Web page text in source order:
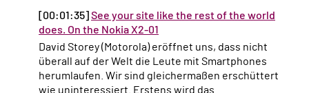
[00:01:35] See your site like the rest of the world
does. On the Nokia X2-01
David Storey (Motorola) eröffnet uns, dass nicht
überall auf der Welt die Leute mit Smartphones
herumlaufen. Wir sind gleichermaßen erschüttert
wie uninteressiert. Erstens wird das